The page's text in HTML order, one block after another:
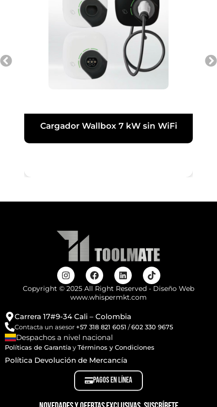
Cargador Wallbox 7 kW sin WiFi
Copyright © 2025 All Right Reserved - Diseño Web
www.whispermkt.com
Carrera 17#9-34 Cali – Colombia
Contacta un asesor+57 318 821 6051 /602 330 9675
Despachos a nivel nacional
Políticas de Garantía yTérminos y Condiciones
Política Devolución de Mercancía
PAGOS EN LÍNEA